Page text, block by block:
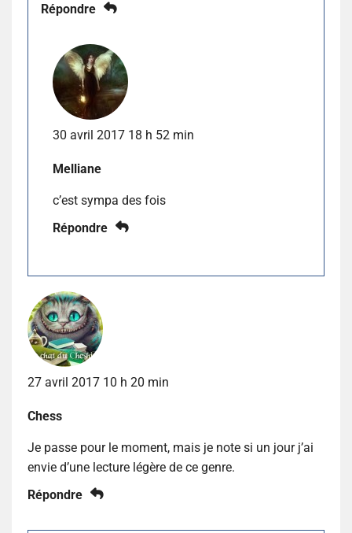
Répondre
30 avril 2017 18 h 52 min
Melliane
c’est sympa des fois
Répondre
27 avril 2017 10 h 20 min
Chess
Je passe pour le moment, mais je note si un jour j’ai
envie d’une lecture légère de ce genre.
Répondre